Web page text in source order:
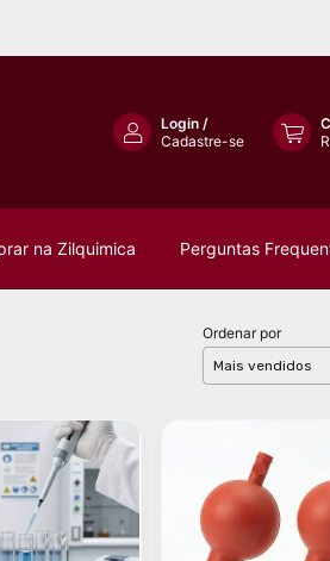
Login /
Cadastre-se
na Zilquimica Perguntas
Ordenar por